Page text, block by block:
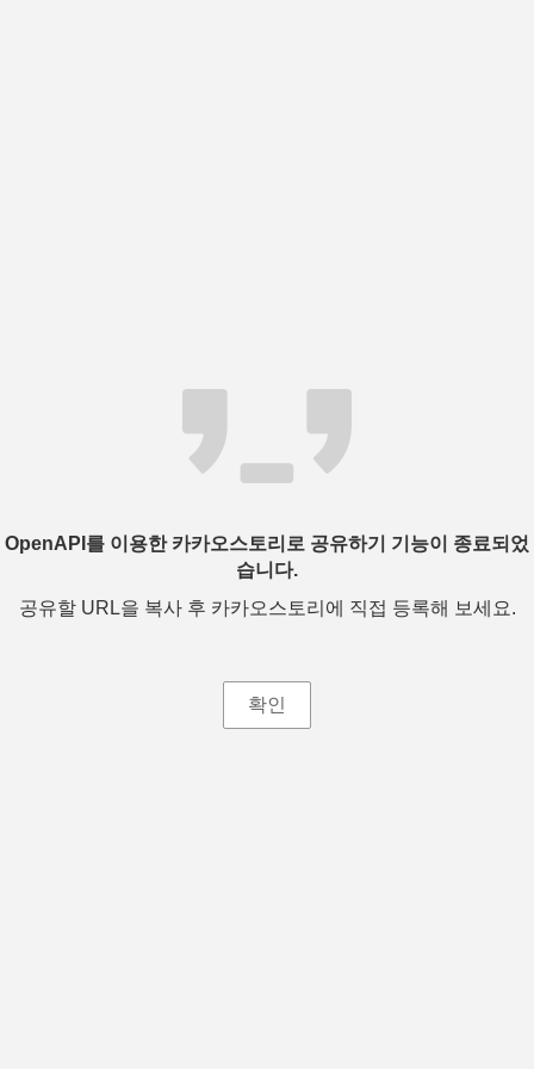
OpenAPI를 이용한 카카오스토리로 공유하기 기능이 종료되었
습니다.
공유할 URL을 복사 후 카카오스토리에 직접 등록해 보세요.
확인